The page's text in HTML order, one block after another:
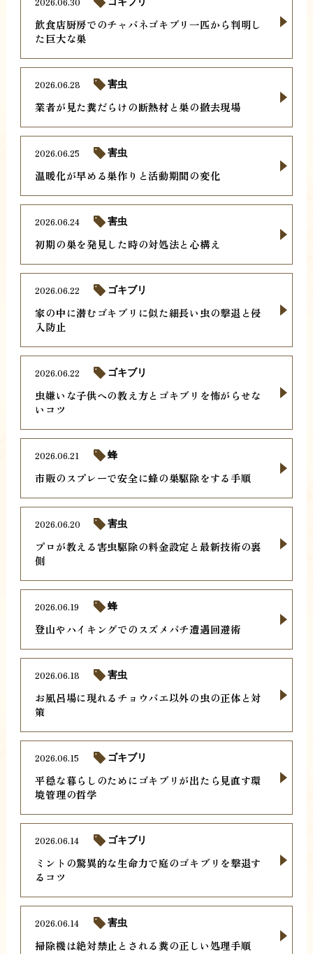
飲食店厨房でのチャバネゴキブリ一匹から判明し
た巨大な巣
業者が見た糞だらけの断熱材と巣の撤去現場
2026.06.28 害虫
温暖化が早める巣作りと活動期間の変化
2026.06.25 害虫
初期の巣を発見した時の対処法と心構え
2026.06.24 害虫
家の中に潜むゴキブリに似た細長い虫の撃退と侵
入防止
2026.06.22 ゴキブリ
虫嫌いな子供への教え方とゴキブリを怖がらせな
いコツ
2026.06.22 ゴキブリ
市販のスプレーで安全に蜂の巣駆除をする手順
2026.06.21 蜂
プロが教える害虫駆除の料金設定と最新技術の裏
側
2026.06.20 害虫
登山やハイキングでのスズメバチ遭遇回避術
2026.06.19 蜂
お風呂場に現れるチョウバエ以外の虫の正体と対
策
2026.06.18 害虫
平穏な暮らしのためにゴキブリが出たら見直す環
境管理の哲学
2026.06.15 ゴキブリ
ミントの驚異的な生命力で庭のゴキブリを撃退す
るコツ
2026.06.14 ゴキブリ
掃除機は絶対禁止とされる糞の正しい処理手順
2026.06.14 害虫